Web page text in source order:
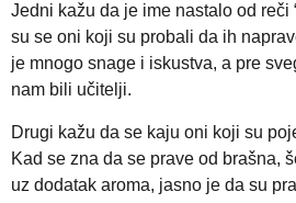
Jedni kažu da je ime nastalo od reči
su se oni koji su probali da ih
je mnogo snage i iskustva, a pre
nam bili učitelji.
Drugi kažu da se kaju oni koji su
Kad se zna da se prave od brašna,
uz dodatak aroma, jasno je da su